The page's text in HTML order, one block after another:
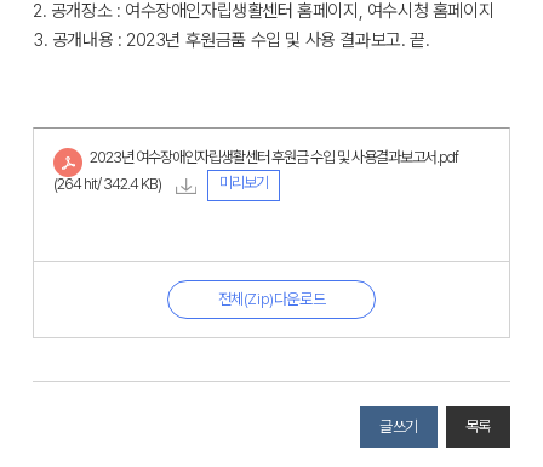
2. 공개장소 : 여수장애인자립생활센터 홈페이지, 여수시청 홈페이지
3. 공개내용 : 2023년 후원금품 수입 및 사용 결과보고. 끝.
2023년 여수장애인자립생활센터 후원금 수입 및 사용결과보고서.pdf
(264 hit/ 342.4 KB)
미리보기
전체(Zip)다운로드
글쓰기 목록